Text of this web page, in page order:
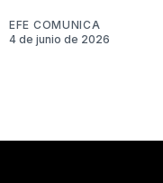
EFE COMUNICA
4 de junio de 2026